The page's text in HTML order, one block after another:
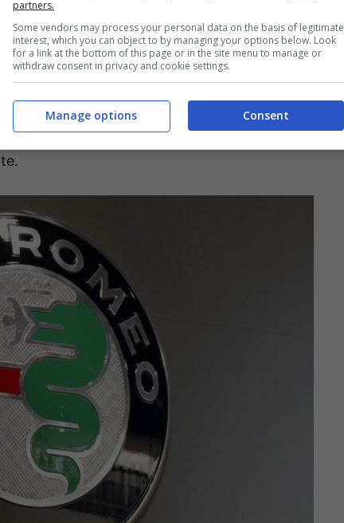
sembra sempre più vicina.
sportivo nella gamma tra Junior e Tonale,
il grave ritardo sul debutto di modelli di
si parla di un modello che avrà una
a sfidare laCupra
Formentor. Le linee, al
delle dimensioni compatte, anche
partners.
Some vendors may process your personal data on the basis of legitimate
interest, which you can object to by managing your options below. Look
for a link at the bottom of this page or in the site menu to manage or
withdraw consent in privacy and cookie settings.
Consent
Manage options